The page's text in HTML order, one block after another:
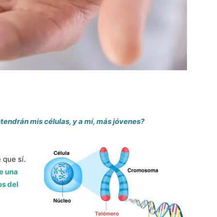
mis células, y a mí, más jóvenes?
que sí.
una
del